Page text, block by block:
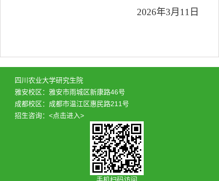
2026年3月 11 日
四川农业大学研究生院
雅安校区：雅安市雨城区新康路46号
成都校区：成都市温江区惠民路211号
招生咨询： <点击进入>